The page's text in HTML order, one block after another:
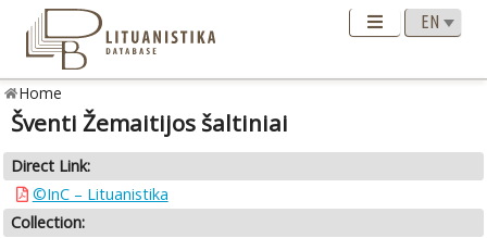
Home
Šventi Žemaitijos šaltiniai
Direct Link:
©InC – Lituanistika
Collection: